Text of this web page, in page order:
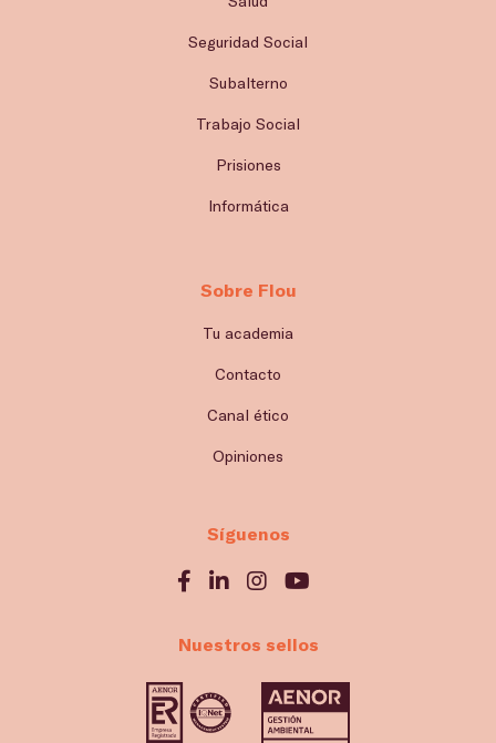
Seguridad Social
Subalterno
Trabajo Social
Prisiones
Informática
Sobre Flou
Tu academia
Contacto
Canal ético
Opiniones
Síguenos
Nuestros sellos